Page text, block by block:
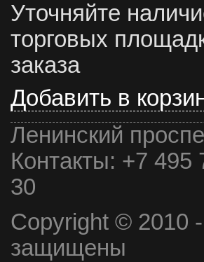
Уточняйте
торговых
заказа
Добавить в
Ленинский
Контакты: +7 495
30
Copyright © 2010
защищены